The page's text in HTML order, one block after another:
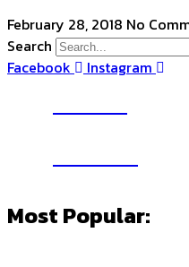
February 28, 2018 No
Search
Facebook
Instagram
Most Popular: